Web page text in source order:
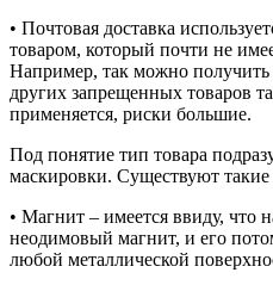
• Почтовая доставка
товаром, который почти не
Например, так можно получить
других запрещенных товаров
применяется, риски большие.
Под понятие тип товара
маскировки. Существуют
• Магнит – имеется ввиду, что
неодимовый магнит, и его
любой металлической